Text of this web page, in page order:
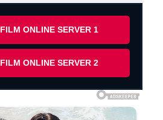
FILM ONLINE SERVER 1
FILM ONLINE SERVER 2